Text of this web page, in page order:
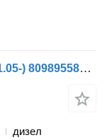
Хидроусилвател Scania P-Series (01.05-) 8098955872 за влекач Scania P,G,R,T-series (2004-2017)
дизел